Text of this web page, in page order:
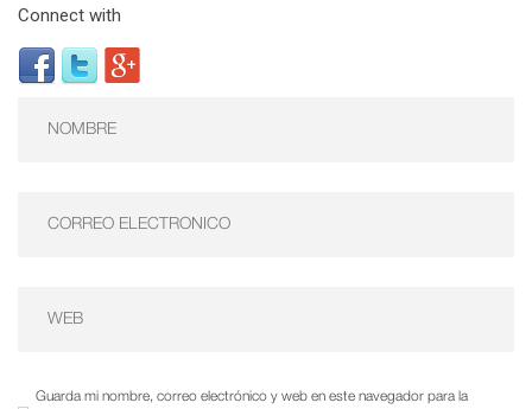
Connect with
Guarda mi nombre, correo electrónico y web en este navegador para la